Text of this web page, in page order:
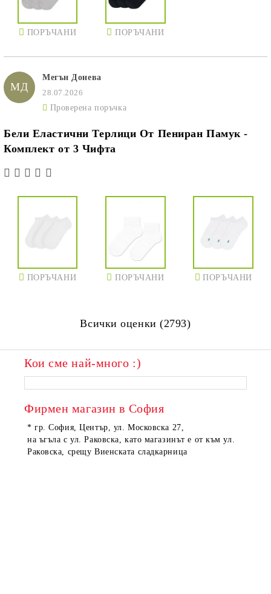
ПОРЪЧАНИ ПОРЪЧАНИ
МД
Мегън Донева
28.07.2026
Проверена поръчка
Бели Еластични Терлици От Пениран Памук -
Комплект от 3 Чифта
ПОРЪЧАНИ ПОРЪЧАНИ ПОРЪЧАНИ
Всички оценки (2793)
Кои сме най-много :)
Фирмен магазин в София
* гр. София, Център, ул. Московска 27,
на ъгъла с ул. Раковска, като магазинът е от към ул.
Раковска, срещу Виенската сладкарница